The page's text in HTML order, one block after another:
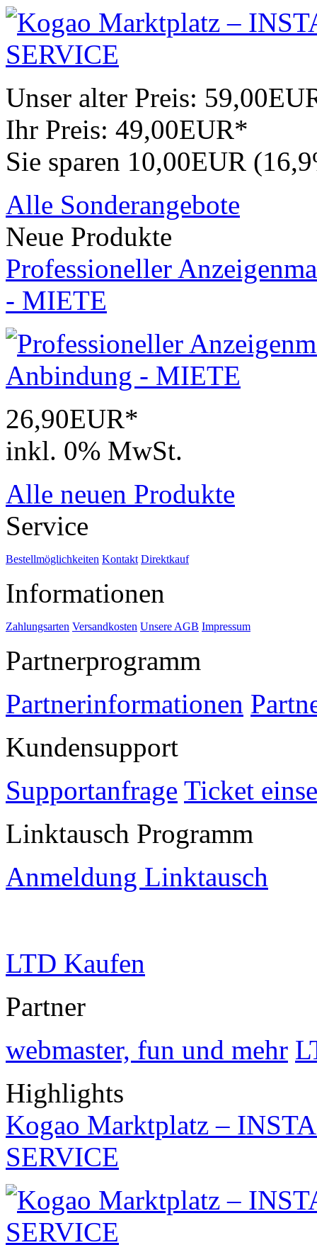
Unser alter Preis:
Ihr Preis: 49,00EUR*
Sie sparen 10,00EUR
Alle Sonderangebote
Neue Produkte
Professioneller
- MIETE
26,90EUR*
inkl. 0% MwSt.
Alle neuen Produkte
Service
Bestellmöglichkeiten Kontakt Direktkauf
Informationen
Zahlungsarten Versandkosten Unsere AGB Impressum
Partnerprogramm
Partnerinformationen
Kundensupport
Supportanfrage Ticket
Linktausch Programm
Anmeldung Linktausch
LTD Kaufen
Partner
webmaster, fun und mehr
Highlights
Kogao Marktplatz –
SERVICE